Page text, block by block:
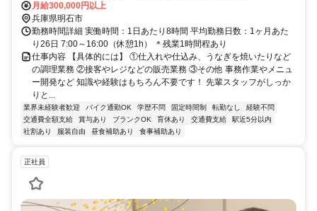
月給300,000円以上
兵庫県明石市
勤務時間詳細 実働時間：1日あたり8時間 平均勤務日数：1ヶ月あた
り26日 7:00～16:00（休憩1h） ＊残業1時間程あり
仕事内容 【具体的には】 ①仕入れや仕込み、うなぎを焼いたりなど
の調理業務 ②接客やレジなどの販売業務 ③その他 事務作業やメニュ
ー開発など 知識や経験はもちろん不要です！ 先輩スタッフがしっか
りと...
業界未経験者歓迎 バイク通勤OK 学歴不問 固定時間制 転勤なし
経験不問
交通費全額支給
賞与あり ブランクOK 育休あり 交通費支給
駅近5分以内
社割あり
服装自由 昼食補助あり 食事補助あり
正社員